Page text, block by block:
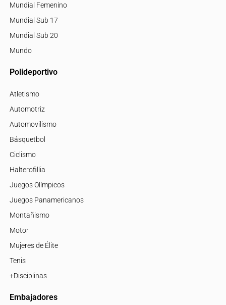
Mundial Femenino
Mundial Sub 17
Mundial Sub 20
Mundo
Polideportivo
Atletismo
Automotriz
Automovilismo
Básquetbol
Ciclismo
Halterofillia
Juegos Olímpicos
Juegos Panamericanos
Montañismo
Motor
Mujeres de Élite
Tenis
+Disciplinas
Embajadores